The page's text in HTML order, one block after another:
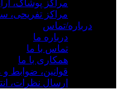
مراکز پوشاک،
مراکز
درباره/تماس
درباره ما
تماس با ما
همکاری با ما
قوانین، ضوابط
ارسال نظرات،